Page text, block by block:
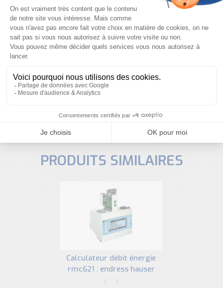
Besoin d'aide pour choisir votre
produit ?
Nous sommes à votre disposition pour définir
votre projet
NOUS CONTACTER
PRODUITS SIMILAIRES
calculateur débit énergie
rmc621 : endress hauser